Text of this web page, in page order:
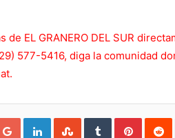
EL GRANERO DEL SUR
577-5416, diga la comunidad
Google+LinkedInStumbleUpon
Tumblr